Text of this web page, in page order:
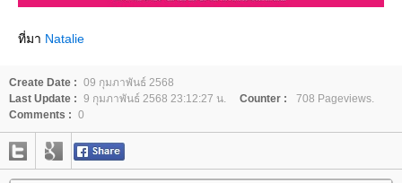
ที่มา Natalie
Create Date : 09 กุมภาพันธ์ 2568
Last Update : 9 กุมภาพันธ์ 2568 23:12:27 น. Counter :
708 Pageviews.
Comments : 0